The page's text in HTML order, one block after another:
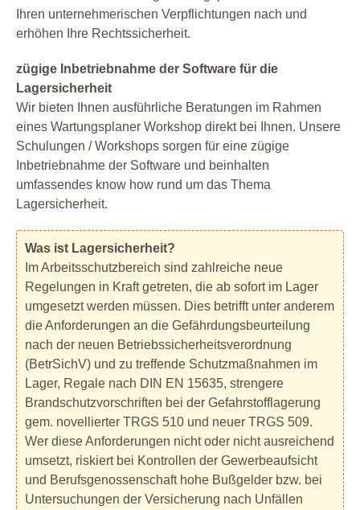
Ihren unternehmerischen Verpflichtungen nach und
erhöhen Ihre Rechtssicherheit.
zügige Inbetriebnahme der Software für die
Lagersicherheit
Wir bieten Ihnen ausführliche Beratungen im Rahmen
eines Wartungsplaner Workshop direkt bei Ihnen. Unsere
Schulungen / Workshops sorgen für eine zügige
Inbetriebnahme der Software und beinhalten
umfassendes know how rund um das Thema
Lagersicherheit.
Was ist Lagersicherheit?
Im Arbeitsschutzbereich sind zahlreiche neue
Regelungen in Kraft getreten, die ab sofort im Lager
umgesetzt werden müssen. Dies betrifft unter anderem
die Anforderungen an die Gefährdungsbeurteilung
nach der neuen Betriebssicherheitsverordnung
(BetrSichV) und zu treffende Schutzmaßnahmen im
Lager, Regale nach DIN EN 15635, strengere
Brandschutzvorschriften bei der Gefahrstofflagerung
gem. novellierter TRGS 510 und neuer TRGS 509.
Wer diese Anforderungen nicht oder nicht ausreichend
umsetzt, riskiert bei Kontrollen der Gewerbeaufsicht
und Berufsgenossenschaft hohe Bußgelder bzw. bei
Untersuchungen der Versicherung nach Unfällen